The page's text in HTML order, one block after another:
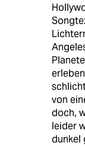
von
doch,
leider
dunkel